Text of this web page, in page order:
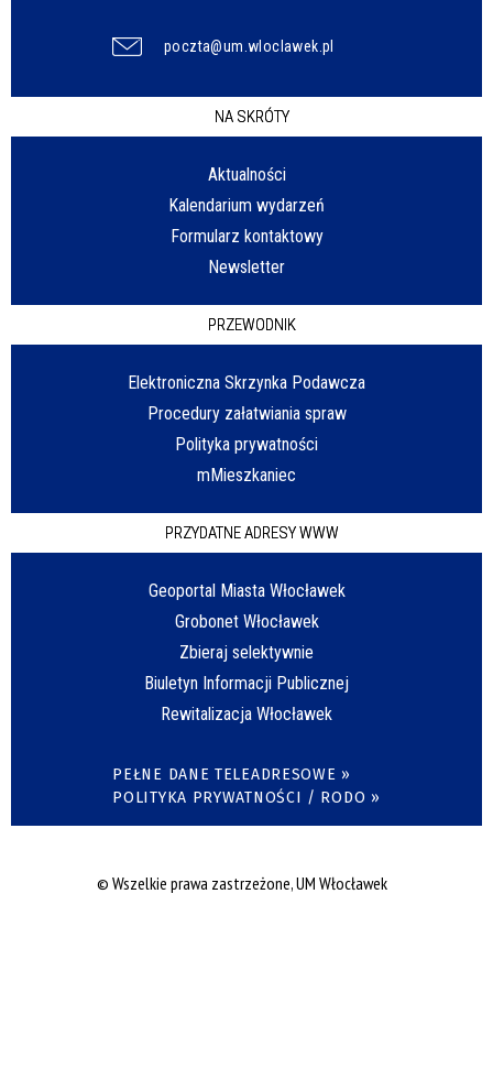
poczta@um.wloclawek.pl
NA SKRÓTY
Aktualności
Kalendarium wydarzeń
Formularz kontaktowy
Newsletter
PRZEWODNIK
Elektroniczna Skrzynka Podawcza
Procedury załatwiania spraw
Polityka prywatności
mMieszkaniec
PRZYDATNE ADRESY WWW
Geoportal Miasta Włocławek
Grobonet Włocławek
Zbieraj selektywnie
Biuletyn Informacji Publicznej
Rewitalizacja Włocławek
PEŁNE DANE TELEADRESOWE »
POLITYKA PRYWATNOŚCI / RODO »
© Wszelkie prawa zastrzeżone, UM Włocławek